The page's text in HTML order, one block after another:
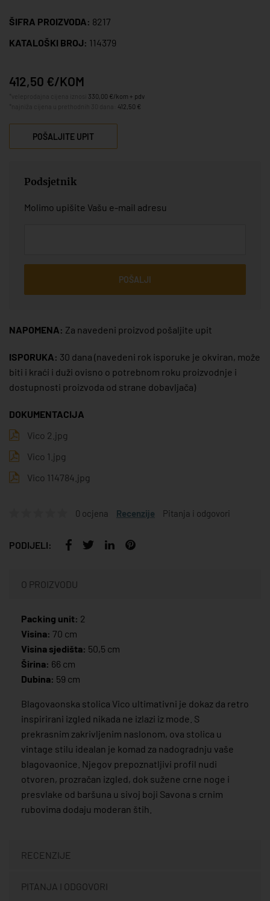
ŠIFRA PROIZVODA: 8217
KATALOŠKI BROJ: 114379
412,50 €/KOM
330,00 €/kom + pdv
412,50 €
POŠALJITE UPIT
Podsjetnik
Molimo upišite Vašu e-mail adresu
POŠALJI
NAPOMENA: Za navedeni proizvod pošaljite upit
ISPORUKA: 30 dana (navedeni rok isporuke je okviran, može
biti i kraći i duži ovisno o potrebnom roku proizvodnje i
dostupnosti proizvoda od strane dobavljača)
DOKUMENTACIJA
Vico 2.jpg
Vico 1.jpg
Vico 114784.jpg
0 ocjena Recenzije Pitanja i odgovori
PODIJELI:
O PROIZVODU
Packing unit: 2
Visina: 70 cm
Visina sjedišta: 50,5 cm
Širina: 66 cm
Dubina: 59 cm
Blagovaonska stolica Vico ultimativni je dokaz da retro
inspirirani izgled nikada ne izlazi iz mode. S
prekrasnim zakrivljenim naslonom, ova stolica u
vintage stilu idealan je komad za nadogradnju vaše
blagovaonice. Njegov prepoznatljivi profil nudi
otvoren, prozračan izgled, dok sužene crne noge i
presvlake od baršuna u sivoj boji Savona s crnim
rubovima dodaju moderan štih.
RECENZIJE
PITANJA I ODGOVORI